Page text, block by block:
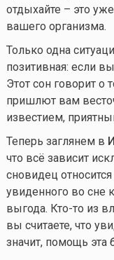
отдыхайте – это
вашего организма.
Только одна
позитивная: если
Этот сон говорит о
пришлют вам
известием,
Теперь заглянем в
что всё зависит
сновидец
увиденного во сне
выгода. Кто-то из
вы считаете, что
значит, помощь эта